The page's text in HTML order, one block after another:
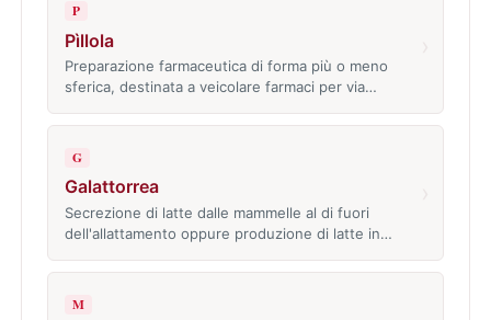
P
Pìllola
Preparazione farmaceutica di forma più o meno
sferica, destinata a veicolare farmaci per via…
G
Galattorrea
Secrezione di latte dalle mammelle al di fuori
dell'allattamento oppure produzione di latte in…
M